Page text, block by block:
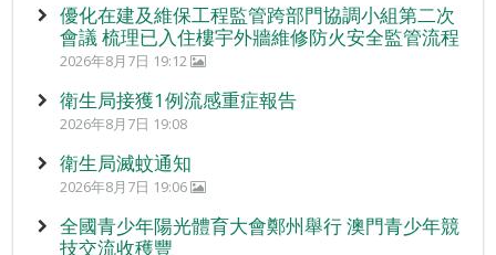
優化在建及維保工程監管跨部門協調小組第二次
會議 梳理已入住樓宇外牆維修防火安全監管流程
2026年8月7日 19:12
衛生局接獲1例流感重症報告
2026年8月7日 19:08
衛生局滅蚊通知
2026年8月7日 19:06
全國青少年陽光體育大會鄭州舉行 澳門青少年競
技交流收穫豐